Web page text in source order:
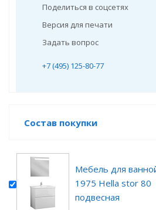
Поделиться в соцсетях
Версия для печати
Задать вопрос
+7 (495) 125-80-77
Состав покупки
Мебель для
1975 Hella stor 80
подвесная